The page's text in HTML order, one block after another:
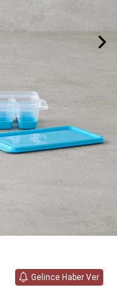
Gelince Haber Ver